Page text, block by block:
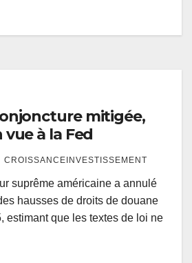
mitigée,
à la Fed
CROISSANCEINVESTISSEMENT
suprême américaine a annulé
hausses de droits de douane
estimant que les textes de loi ne